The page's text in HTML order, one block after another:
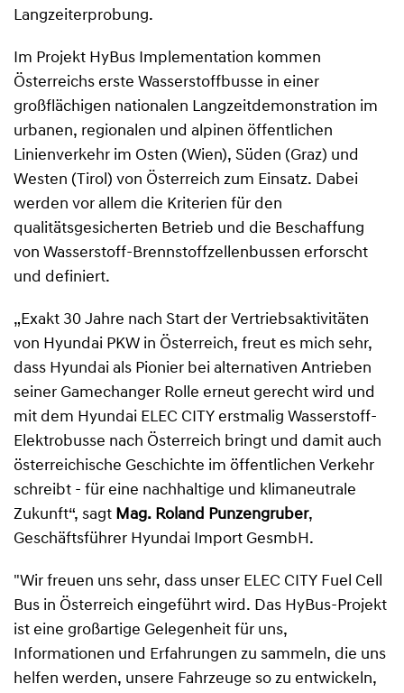
Langzeiterprobung.
Im Projekt HyBus Implementation kommen
Österreichs erste Wasserstoffbusse in einer
großflächigen nationalen Langzeitdemonstration im
urbanen, regionalen und alpinen öffentlichen
Linienverkehr im Osten (Wien), Süden (Graz) und
Westen (Tirol) von Österreich zum Einsatz. Dabei
werden vor allem die Kriterien für den
qualitätsgesicherten Betrieb und die Beschaffung
von Wasserstoff-Brennstoffzellenbussen erforscht
und definiert.
„Exakt 30 Jahre nach Start der Vertriebsaktivitäten
von Hyundai PKW in Österreich, freut es mich sehr,
dass Hyundai als Pionier bei alternativen Antrieben
seiner Gamechanger Rolle erneut gerecht wird und
mit dem Hyundai ELEC CITY erstmalig Wasserstoff-
Elektrobusse nach Österreich bringt und damit auch
österreichische Geschichte im öffentlichen Verkehr
schreibt - für eine nachhaltige und klimaneutrale
Zukunft“, sagt Mag. Roland Punzengruber,
Geschäftsführer Hyundai Import GesmbH.
"Wir freuen uns sehr, dass unser ELEC CITY Fuel Cell
Bus in Österreich eingeführt wird. Das HyBus-Projekt
ist eine großartige Gelegenheit für uns,
Informationen und Erfahrungen zu sammeln, die uns
helfen werden, unsere Fahrzeuge so zu entwickeln,